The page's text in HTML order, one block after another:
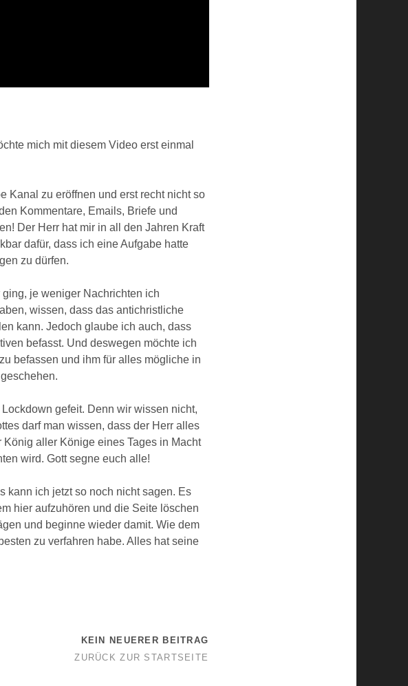
mich mit diesem Video erst einmal
Kanal zu eröffnen und erst recht nicht so
Kommentare, Emails, Briefe und
Der Herr hat mir in all den Jahren Kraft
dafür, dass ich eine Aufgabe hatte
zu dürfen.
je weniger Nachrichten ich
wissen, dass das antichristliche
kann. Jedoch glaube ich auch, dass
befasst. Und deswegen möchte ich
befassen und ihm für alles mögliche in
gefeit. Denn wir wissen nicht,
darf man wissen, dass der Herr alles
aller Könige eines Tages in Macht
wird. Gott segne euch alle!
kann ich jetzt so noch nicht sagen. Es
hier aufzuhören und die Seite löschen
und beginne wieder damit. Wie dem
zu verfahren habe. Alles hat seine
KEIN NEUERER BEITRAG
ZURÜCK ZUR STARTSEITE